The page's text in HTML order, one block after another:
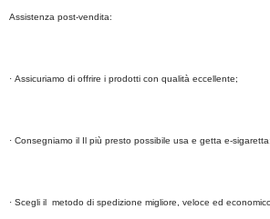
Assistenza post-vendita:
· Assicuriamo di offrire i prodotti con qualità eccellente;
· Consegniamo il Il più presto possibile usa e getta e-sigaretta;
· Scegli il metodo di spedizione migliore, veloce ed